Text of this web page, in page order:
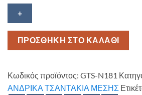
μέσης
GTS
ποσότητα
ΠΡΟΣΘΗΚΗ ΣΤΟ ΚΑΛΑΘΙ
Κωδικός προϊόντος: GTS-N181
ΑΝΔΡΙΚΑ ΤΣΑΝΤΑΚΙΑ ΜΕΣΗΣ